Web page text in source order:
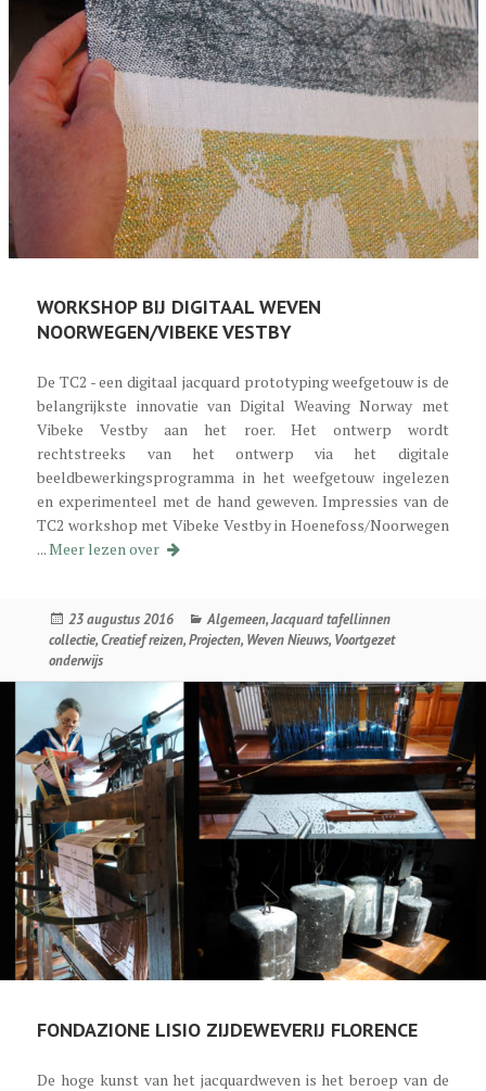
WORKSHOP BIJ DIGITAAL WEVEN
NOORWEGEN/VIBEKE VESTBY
De TC2 - een digitaal jacquard prototyping weefgetouw is de
belangrijkste innovatie van Digital Weaving Norway met
Vibeke Vestby aan het roer. Het ontwerp wordt
rechtstreeks van het ontwerp via het digitale
beeldbewerkingsprogramma in het weefgetouw ingelezen
en experimenteel met de hand geweven. Impressies van de
TC2 workshop met Vibeke Vestby in Hoenefoss/Noorwegen
...Meer lezen over Workshop bei Digital Weaving Norway/Vibeke
Geplaatst
op
23 augustus 2016 Categorieën
Algemeen,Jacquard tafellinnen
collectie,Creatief reizen,Projecten, Weven Nieuws, Voortgezet
onderwijs
FONDAZIONE LISIO ZIJDEWEVERIJ FLORENCE
De hoge kunst van het jacquardweven is het beroep van de